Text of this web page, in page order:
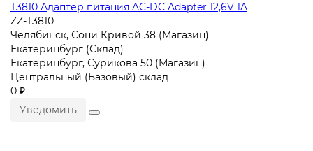
T3810 Адаптер питания AC-DC Adapter 12,6V 1A
ZZ-T3810
Челябинск, Сони Кривой 38 (Магазин)
Екатеринбург (Склад)
Екатеринбург, Сурикова 50 (Магазин)
Центральный (Базовый) склад
0 ₽
Уведомить